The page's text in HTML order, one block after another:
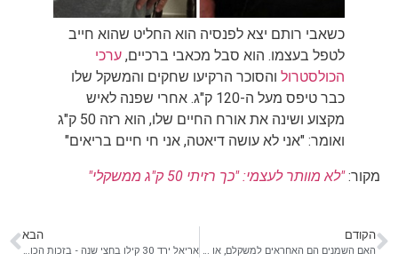
כשאבי רותם יצא לפנסיה הוא החליט שהוא חייב
לטפל בעצמו. הוא סבל מכאבי ברכיים, ערכי
הכולסטרול והסוכר הרקיעו שחקים והמשקל שלו
כבר טיפס מעל ה-120 ק"ג. אחרי שפנה לאיש
מקצוע ושינה את אורח החיים שלו, הוא רזה 50 ק"ג
ואומר: "אני לא עושה דיאטה, אני חי חיים בריאים"
מקור:"לא מוותר לעצמי: "כך רזיתי 50 ק"ג ממשקלי"
הקודם
האם השמנים הם האחראים למשקלם, או שהגנטיקה מכריעה אותם?
הבא
אריאל ירד 30 קילו בחצי שנה - בזכות הכושר